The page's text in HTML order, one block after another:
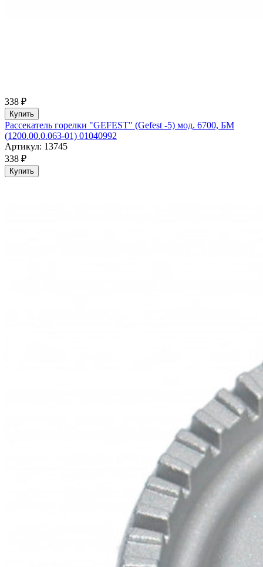
338 ₽
Купить
Рассекатель горелки "GEFEST" (Gefest -5) мод. 6700, БМ
(1200.00.0.063-01) 01040992
Артикул: 13745
338 ₽
Купить